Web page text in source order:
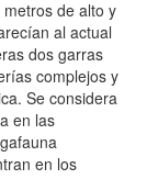
de alto y
al actual
dos garras
complejos y
Se considera
en las
en los